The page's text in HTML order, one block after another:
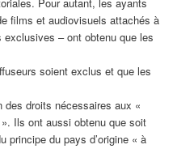
films et audiovisuels attachés à
exclusives – ont obtenu que les
soient exclus et que les
des droits nécessaires aux «
Ils ont aussi obtenu que soit
principe du pays d’origine « à